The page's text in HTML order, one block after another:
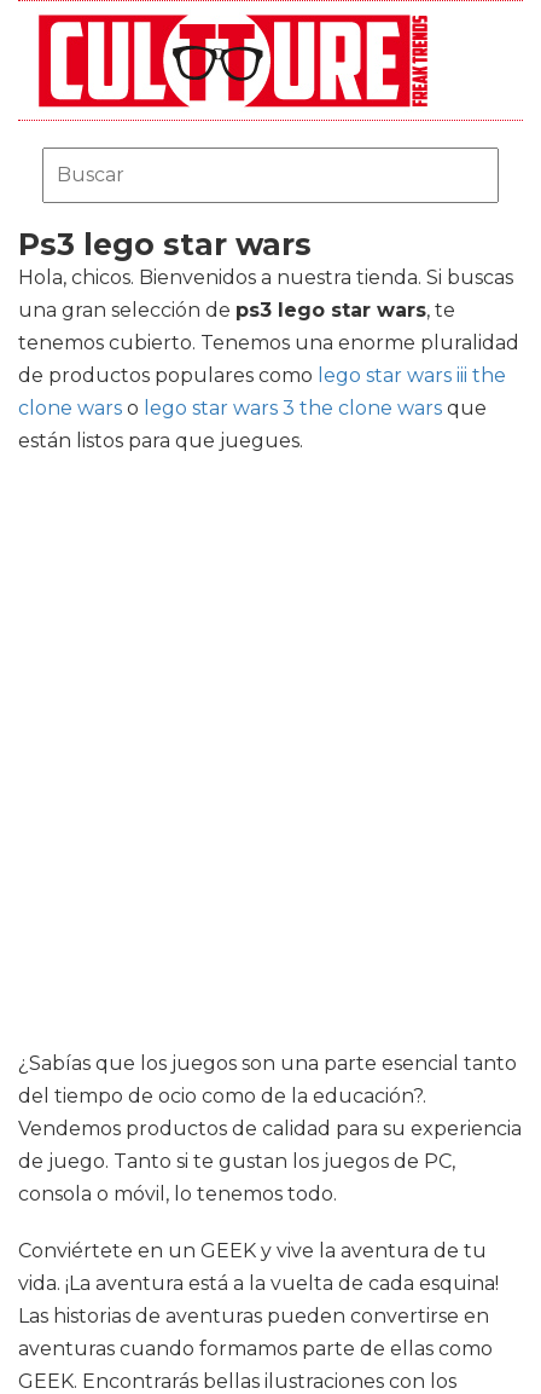
Ps3 lego star wars
Hola, chicos. Bienvenidos a nuestra tienda. Si buscas
una gran selección de ps3 lego star wars, te
tenemos cubierto. Tenemos una enorme pluralidad
de productos populares como lego star wars iii the
clone wars o lego star wars 3 the clone wars que
están listos para que juegues.
¿Sabías que los juegos son una parte esencial tanto
del tiempo de ocio como de la educación?.
Vendemos productos de calidad para su experiencia
de juego. Tanto si te gustan los juegos de PC,
consola o móvil, lo tenemos todo.
Conviértete en un GEEK y vive la aventura de tu
vida. ¡La aventura está a la vuelta de cada esquina!
Las historias de aventuras pueden convertirse en
aventuras cuando formamos parte de ellas como
GEEK. Encontrarás bellas ilustraciones con los